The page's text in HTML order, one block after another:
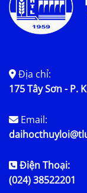
Địa chỉ:
175 Tây Sơn - P.
Email:
Điện Thoại:
(024) 38522201